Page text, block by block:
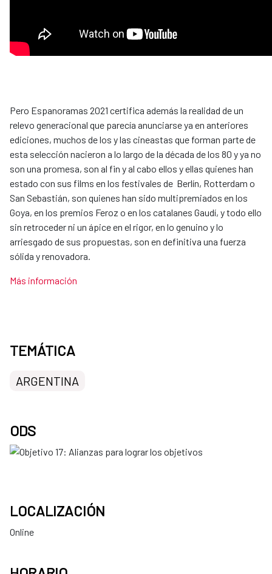
Pero Espanoramas 2021 certifica además la realidad de un
relevo generacional que parecía anunciarse ya en anteriores
ediciones, muchos de los y las cineastas que forman parte de
esta selección nacieron a lo largo de la década de los 80 y ya no
son una promesa, son al fin y al cabo ellos y ellas quienes han
estado con sus films en los festivales de Berlín, Rotterdam o
San Sebastián, son quienes han sido multipremiados en los
Goya, en los premios Feroz o en los catalanes Gaudí, y todo ello
sin retroceder ni un ápice en el rigor, en lo genuino y lo
arriesgado de sus propuestas, son en definitiva una fuerza
sólida y renovadora.
Más información
TEMÁTICA
ARGENTINA
ODS
LOCALIZACIÓN
Online